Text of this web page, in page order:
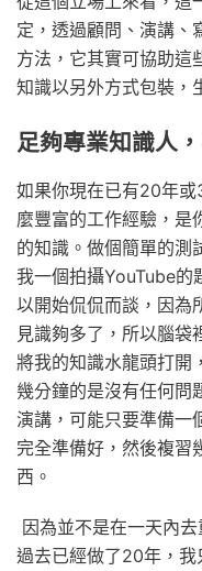
定，透過顧問、演講、
方法，它其實可協助這
知識以另外方式包裝，
足夠專業知識人
如果你現在已有20年
麼豐富的工作經驗，是
的知識。做個簡單的測
我一個拍攝YouTube的
以開始侃侃而談，因為
見識夠多了，所以腦袋
將我的知識水龍頭打開
幾分鐘的是沒有任何問
演講，可能只要準備一
完全準備好，然後複習
西。
因為並不是在一天內
過去已經做了20年，